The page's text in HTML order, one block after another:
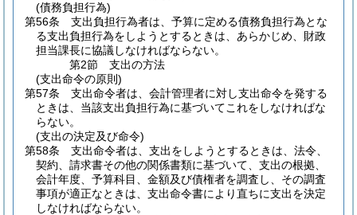
(債務負担行為)
第56条
支出負担行為者は、予算に定める債務負担行為とな
る支出負担行為をしようとするときは、あらかじめ、財政
担当課長に協議しなければならない。
第2節
支出の方法
(支出命令の原則)
第57条
支出命令者は、会計管理者に対し支出命令を発する
ときは、当該支出負担行為に基づいてこれをしなければな
らない。
(支出の決定及び命令)
第58条
支出命令者は、支出をしようとするときは、法令、
契約、請求書その他の関係書類に基づいて、支出の根拠、
会計年度、予算科目、金額及び債権者を調査し、その調査
事項が適正なときは、支出命令書により直ちに支出を決定
しなければならない。